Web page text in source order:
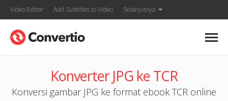
Video Editor Add Subtitles to Video Selanjutnya
Konverter JPG ke TCR
Konversi gambar JPG ke format ebook TCR online